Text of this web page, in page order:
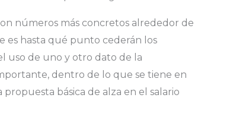
números más concretos alrededor de
es hasta qué punto cederán los
uso de uno y otro dato de la
dentro de lo que se tiene en
básica de alza en el salario